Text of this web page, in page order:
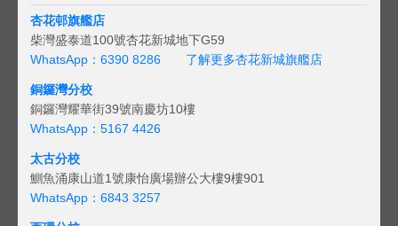
杏花邨旗艦店
柴灣盛泰道100號杏花新城地下G59
WhatsApp：6390 8286
了解更多杏花新城旗艦店
銅鑼灣分校
銅鑼灣耀華街39號南慶坊10樓
WhatsApp：5167 4426
太古分校
鰂魚涌康山道1號康怡廣場辦公大樓9樓901
WhatsApp：6843 3257